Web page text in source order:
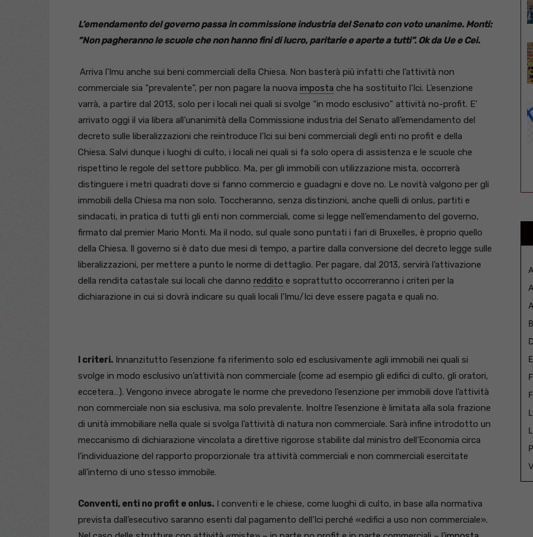
L’emendamento del governo passa in commissione industria del Senato con voto unanime. Monti:
“Non pagheranno le scuole che non hanno fini di lucro, paritarie e aperte a tutti”. Ok da Ue e Cei.
Arriva l’Imu anche sui beni commerciali della Chiesa. Non basterà più infatti che l’attività non
commerciale sia “prevalente”, per non pagare la nuova imposta che ha sostituito l’Ici. L’esenzione
varrà, a partire dal 2013, solo per i locali nei quali si svolge “in modo esclusivo” attività no-profit. E’
arrivato oggi il via libera all’unanimità della Commissione industria del Senato all’emendamento del
decreto sulle liberalizzazioni che reintroduce l’Ici sui beni commerciali degli enti no profit e della
Chiesa. Salvi dunque i luoghi di culto, i locali nei quali si fa solo opera di assistenza e le scuole che
rispettino le regole del settore pubblico. Ma, per gli immobili con utilizzazione mista, occorrerà
distinguere i metri quadrati dove si fanno commercio e guadagni e dove no. Le novità valgono per gli
immobili della Chiesa ma non solo. Toccheranno, senza distinzioni, anche quelli di onlus, partiti e
sindacati, in pratica di tutti gli enti non commerciali, come si legge nell’emendamento del governo,
firmato dal premier Mario Monti. Ma il nodo, sul quale sono puntati i fari di Bruxelles, è proprio quello
della Chiesa. Il governo si è dato due mesi di tempo, a partire dalla conversione del decreto legge sulle
liberalizzazioni, per mettere a punto le norme di dettaglio. Per pagare, dal 2013, servirà l’attivazione
della rendita catastale sui locali che danno reddito e soprattutto occorreranno i criteri per la
dichiarazione in cui si dovrà indicare su quali locali l’Imu/Ici deve essere pagata e quali no.
I criteri.Innanzitutto l’esenzione fa riferimento solo ed esclusivamente agli immobili nei quali si
svolge in modo esclusivo un’attività non commerciale (come ad esempio gli edifici di culto, gli oratori,
eccetera…). Vengono invece abrogate le norme che prevedono l’esenzione per immobili dove l’attività
non commerciale non sia esclusiva, ma solo prevalente. Inoltre l’esenzione è limitata alla sola frazione
di unità immobiliare nella quale si svolga l’attività di natura non commerciale. Sarà infine introdotto un
meccanismo di dichiarazione vincolata a direttive rigorose stabilite dal ministro dell’Economia circa
l’individuazione del rapporto proporzionale tra attività commerciali e non commerciali esercitate
all’interno di uno stesso immobile.
Conventi, enti no profit e onlus.I conventi e le chiese, come luoghi di culto, in base alla normativa
prevista dall’esecutivo saranno esenti dal pagamento dell’Ici perché «edifici a uso non commerciale».